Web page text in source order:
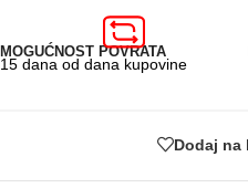
MOGUĆNOST POVRATA
15 dana od dana kupovine
Dodaj na